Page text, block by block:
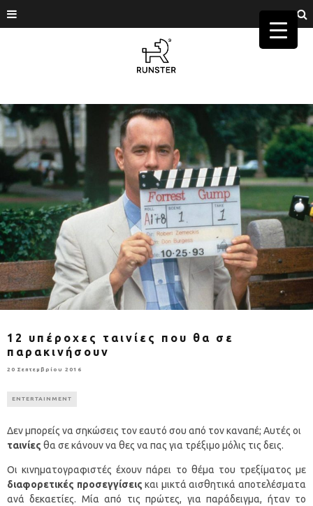
12 υπέροχες ταινίες που θα σε
παρακινήσουν
20 Σεπτεμβρίου 2016
ENTERTAINMENT
Δεν μπορείς να σηκώσεις τον εαυτό σου από τον καναπέ; Αυτές οι
ταινίες θα σε κάνουν να θες να πας για τρέξιμο μόλις τις δεις.
Οι κινηματογραφιστές έχουν πάρει το θέμα του τρεξίματος με
διαφορετικές προσεγγίσεις και μικτά αισθητικά αποτελέσματα
ανά δεκαετίες. Μία από τις πρώτες, για παράδειγμα, ήταν το